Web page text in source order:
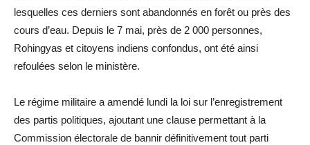
lesquelles ces derniers sont abandonnés en forêt ou près des
cours d’eau. Depuis le 7 mai, près de 2 000 personnes,
Rohingyas et citoyens indiens confondus, ont été ainsi
refoulées selon le ministère.
Le régime militaire a amendé lundi la loi sur l’enregistrement
des partis politiques, ajoutant une clause permettant à la
Commission électorale de bannir définitivement tout parti